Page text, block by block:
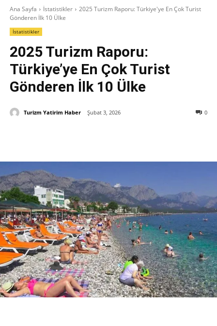
Ana Sayfa İstatistikler
2025 Turizm Raporu: Türkiye'ye En Çok Turist
Gönderen İlk 10 Ülke
İstatistikler
2025 Turizm Raporu:
Türkiye’ye En Çok Turist
Gönderen İlk 10 Ülke
0
Turizm Yatirim Haber Şubat 3, 2026